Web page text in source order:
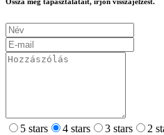
5 stars 4 stars 3 stars 2